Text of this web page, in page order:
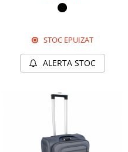
STOC EPUIZAT
ALERTA STOC